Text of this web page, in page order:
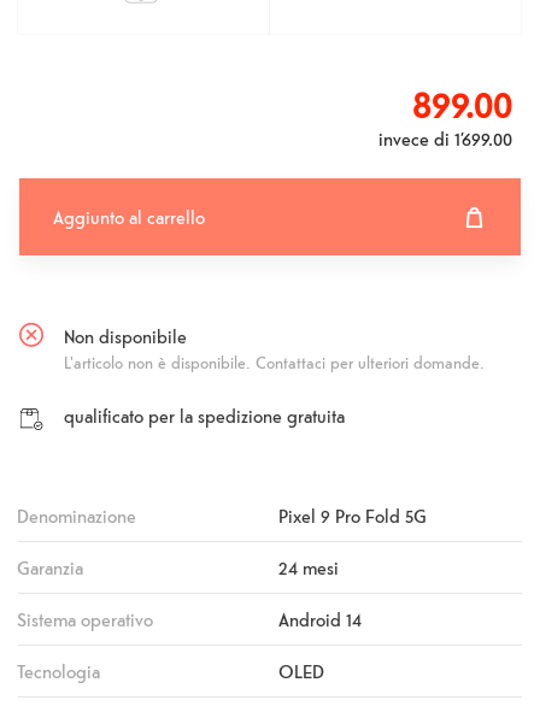
899.00
invece di 1’699.00
Aggiunto al carrello
Non disponibile
L'articolo non è disponibile. Contattaci per ulteriori domande.
qualificato per la spedizione gratuita
Denominazione Pixel 9 Pro Fold 5G
Garanzia 24 mesi
Sistema operativo Android 14
Tecnologia OLED